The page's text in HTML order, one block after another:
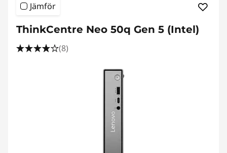
Jämför
ThinkCentre Neo 50q Gen 5 (Intel)
(8)